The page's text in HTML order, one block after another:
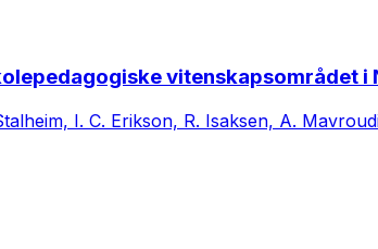
vitenskapsområdet
I. C. Erikson, R. Isaksen, A.